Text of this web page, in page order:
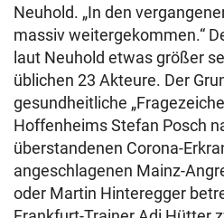
Neuhold. „In den
massiv weitergekommen.“
laut Neuhold etwas größer
üblichen 23 Akteure. Der
gesundheitliche
Hoffenheims Stefan Posch
überstandenen Corona-
angeschlagenen Mainz-
oder Martin Hinteregger